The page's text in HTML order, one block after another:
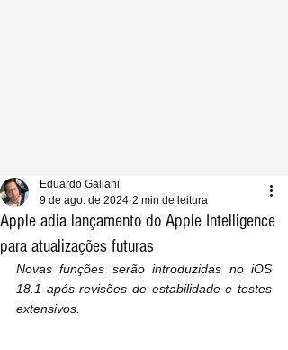
Apple adia lançamento do Apple Intelligence
para atualizações futuras
Eduardo Galiani
9 de ago. de 2024 2 min de leitura
Novas funções serão introduzidas no iOS
18.1 após revisões de estabilidade e testes
extensivos.